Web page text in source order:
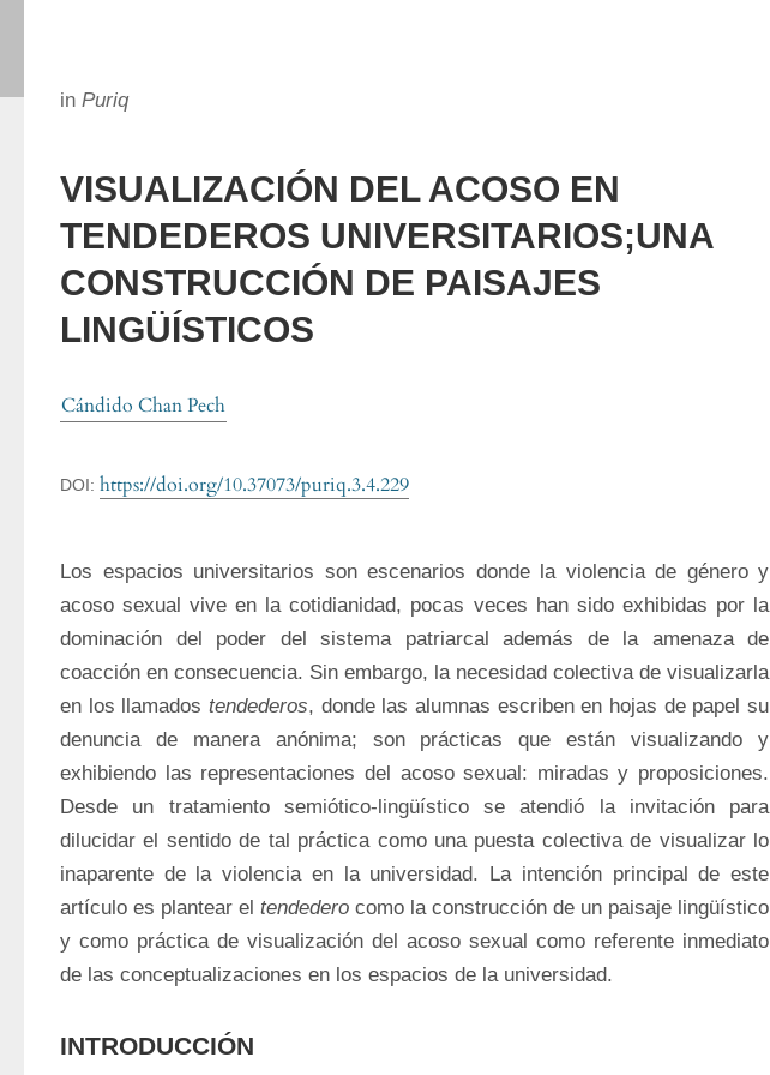
in Puriq
VISUALIZACIÓN DEL ACOSO EN
TENDEDEROS UNIVERSITARIOS;UNA
CONSTRUCCIÓN DE PAISAJES
LINGÜÍSTICOS
Cándido Chan Pech
DOI: https://doi.org/10.37073/puriq.3.4.229
Los espacios universitarios son escenarios donde la violencia de género y
acoso sexual vive en la cotidianidad, pocas veces han sido exhibidas por la
dominación del poder del sistema patriarcal además de la amenaza de
coacción en consecuencia. Sin embargo, la necesidad colectiva de visualizarla
en los llamados tendederos, donde las alumnas escriben en hojas de papel su
denuncia de manera anónima; son prácticas que están visualizando y
exhibiendo las representaciones del acoso sexual: miradas y proposiciones.
Desde un tratamiento semiótico-lingüístico se atendió la invitación para
dilucidar el sentido de tal práctica como una puesta colectiva de visualizar lo
inaparente de la violencia en la universidad. La intención principal de este
artículo es plantear el tendedero como la construcción de un paisaje lingüístico
y como práctica de visualización del acoso sexual como referente inmediato
de las conceptualizaciones en los espacios de la universidad.
INTRODUCCIÓN